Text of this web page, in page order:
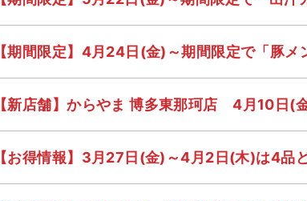
【期間限定】4月24日(金)～期間限定で「豚メ
【新店舗】からやま 博多東那珂店 4月10日(
【お得情報】3月27日(金)～4月2日(木)は4品